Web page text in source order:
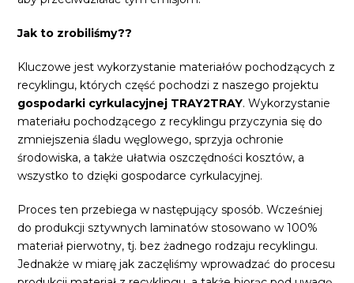
Jak to zrobiliśmy??
Kluczowe jest wykorzystanie materiałów pochodzących z
recyklingu, których część pochodzi z naszego projektu
gospodarki cyrkulacyjnej TRAY2TRAY. Wykorzystanie
materiału pochodzącego z recyklingu przyczynia się do
zmniejszenia śladu węglowego, sprzyja ochronie
środowiska, a także ułatwia oszczędności kosztów, a
wszystko to dzięki gospodarce cyrkulacyjnej.
Proces ten przebiega w następujący sposób. Wcześniej
do produkcji sztywnych laminatów stosowano w 100%
materiał pierwotny, tj. bez żadnego rodzaju recyklingu.
Jednakże w miarę jak zaczęliśmy wprowadzać do procesu